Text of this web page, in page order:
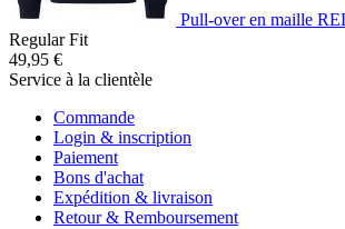
Pull-over en maille
Regular Fit
49,95 €
Service à la clientèle
Commande
Login & inscription
Paiement
Bons d'achat
Expédition & livraison
Retour & Remboursement